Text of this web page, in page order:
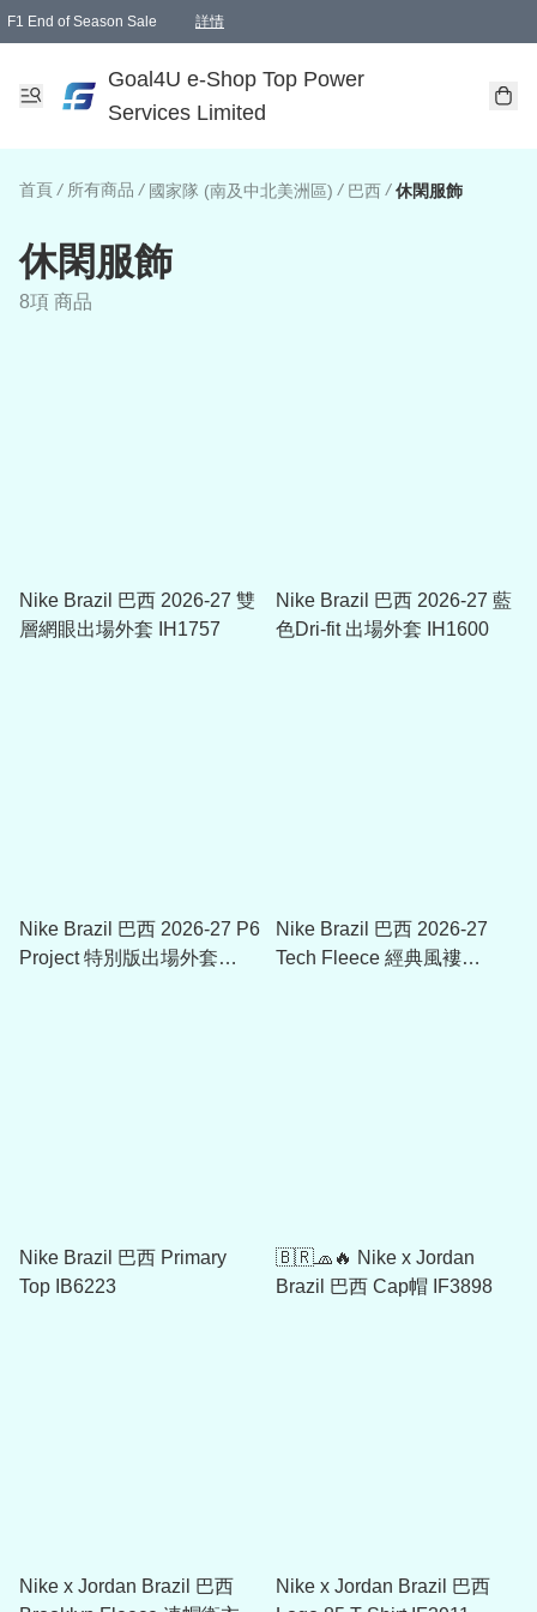
F1 End of Season Sale 詳情
Goal4U e-Shop Top Power
Services Limited
首頁 / 所有商品 / 國家隊 (南及中北美洲區) / 巴西 / 休閑服飾
休閑服飾
8項 商品
Nike Brazil 巴西 2026-27 雙
層網眼出場外套 IH1757
Nike Brazil 巴西 2026-27 藍
色Dri-fit 出場外套 IH1600
Nike Brazil 巴西 2026-27 P6
Project 特別版出場外套
Nike Brazil 巴西 2026-27
Tech Fleece 經典風褸
Nike Brazil 巴西 Primary
Top IB6223
🇧🇷🧢🔥 Nike x Jordan
Brazil 巴西 Cap帽 IF3898
Nike x Jordan Brazil 巴西
Nike x Jordan Brazil 巴西